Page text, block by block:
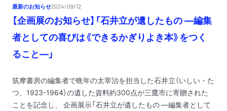
最新のお知らせ2024/09/12
【企画展のお知らせ】「石井立が遺したもの ―編集
者としての喜びは《できるかぎりよき本》をつく
ること―」
筑摩書房の編集者で晩年の太宰治を担当した石井立（いしい・た
つ、1923-1964）の遺した資料約300点が三鷹市に寄贈された
ことを記念し、 企画展示「石井立が遺したもの ―編集者として